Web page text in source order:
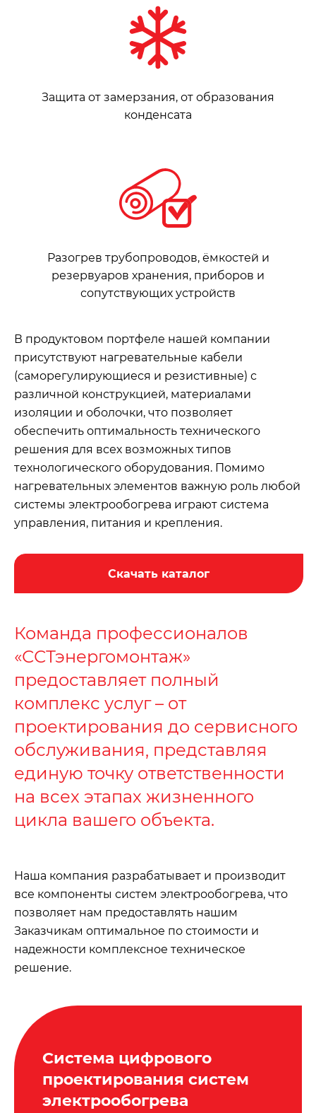
Защита от замерзания, от образования
конденсата
Разогрев трубопроводов, ёмкостей и
резервуаров хранения, приборов и
сопутствующих устройств
В продуктовом портфеле нашей компании
присутствуют нагревательные кабели
(саморегулирующиеся и резистивные) с
различной конструкцией, материалами
изоляции и оболочки, что позволяет
обеспечить оптимальность технического
решения для всех возможных типов
технологического оборудования. Помимо
нагревательных элементов важную роль любой
системы электрообогрева играют система
управления, питания и крепления.
Скачать каталог
Команда профессионалов
«ССТэнергомонтаж»
предоставляет полный
комплекс услуг – от
проектирования до сервисного
обслуживания, представляя
единую точку ответственности
на всех этапах жизненного
цикла вашего объекта.
Наша компания разрабатывает и производит
все компоненты систем электрообогрева, что
позволяет нам предоставлять нашим
Заказчикам оптимальное по стоимости и
надежности комплексное техническое
решение.
Система цифрового
проектирования систем
электрообогрева